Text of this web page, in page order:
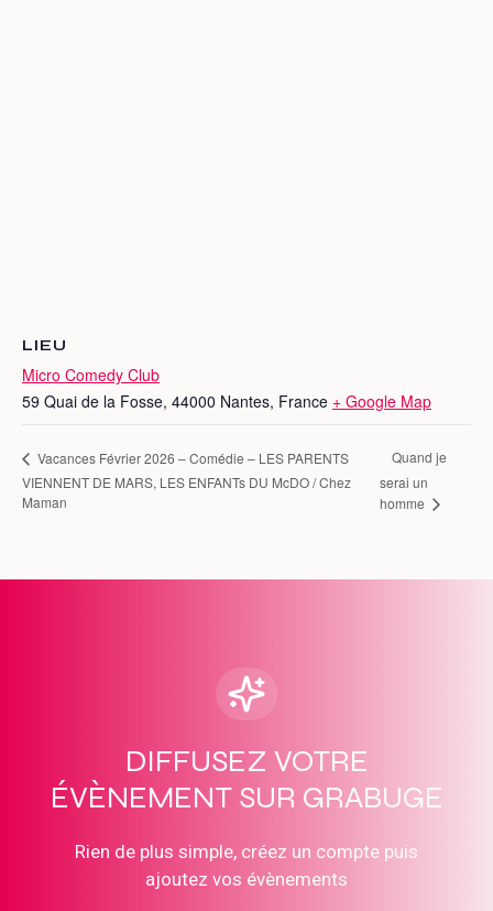
LIEU
Micro Comedy Club
59 Quai de la Fosse, 44000 Nantes, France + Google Map
Vacances Février 2026 – Comédie – LES PARENTS
VIENNENT DE MARS, LES ENFANTs DU McDO / Chez
Maman
Quand je
serai un
homme
DIFFUSEZ VOTRE
ÉVÈNEMENT SUR GRABUGE
Rien de plus simple, créez un compte puis
ajoutez vos évènements